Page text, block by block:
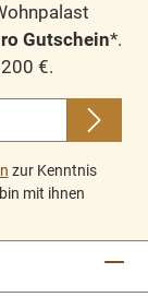
Gutschein*.
€.
zur Kenntnis
mit ihnen